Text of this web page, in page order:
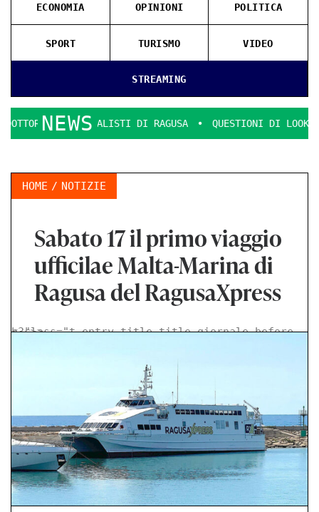
STREAMING
ECONOMIA OPINIONI POLITICA
SPORT TURISMO VIDEO
NEWSDI RAGUSA QUESTIONI DI LOOK E DECENZA.
HOME NOTIZIE
Sabato 17 il primo viaggio
ufficilae Malta-Marina di
Ragusa del RagusaXpress
< class="t-entry-title title-giornale-before h3">>